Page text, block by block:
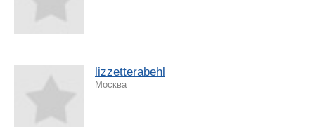
lizzetterabehl
Москва